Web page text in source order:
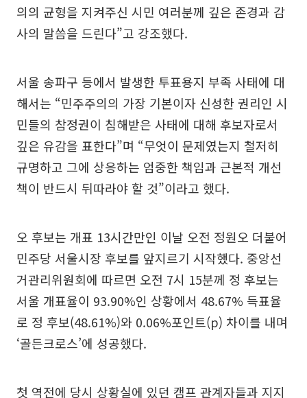
의의 균형을 지켜주신 시민 여러분께 깊은 존경과 감
사의 말씀을 드린다”고 강조했다.
서울 송파구 등에서 발생한 투표용지 부족 사태에 대
해서는 “민주주의의 가장 기본이자 신성한 권리인 시
민들의 참정권이 침해받은 사태에 대해 후보자로서
깊은 유감을 표한다”며 “무엇이 문제였는지 철저히
규명하고 그에 상응하는 엄중한 책임과 근본적 개선
책이 반드시 뒤따라야 할 것”이라고 했다.
오 후보는 개표 13시간만인 이날 오전 정원오 더불어
민주당 서울시장 후보를 앞지르기 시작했다. 중앙선
거관리위원회에 따르면 오전 7시 15분께 정 후보는
서울 개표율이 93.90%인 상황에서 48.67% 득표율
로 정 후보(48.61%)와 0.06%포인트(p) 차이를 내며
‘골든크로스’에 성공했다.
첫 역전에 당시 상황실에 있던 캠프 관계자들과 지지